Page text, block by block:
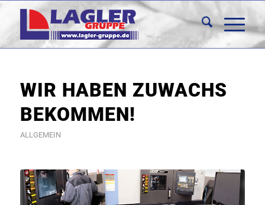
WIR HABEN ZUWACHS
BEKOMMEN!
ALLGEMEIN